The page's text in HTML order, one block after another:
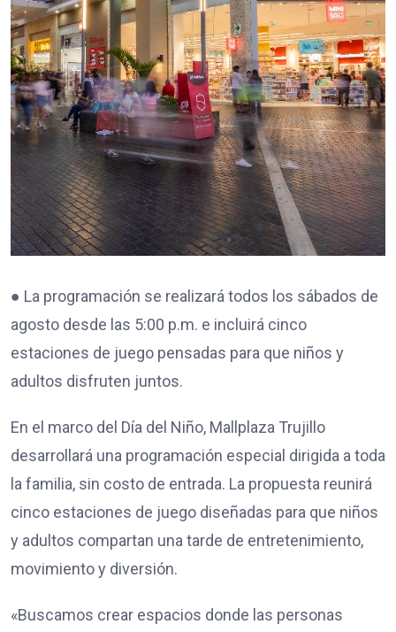
● La programación se realizará todos los sábados de
agosto desde las 5:00 p.m. e incluirá cinco
estaciones de juego pensadas para que niños y
adultos disfruten juntos.
En el marco del Día del Niño, Mallplaza Trujillo
desarrollará una programación especial dirigida a toda
la familia, sin costo de entrada. La propuesta reunirá
cinco estaciones de juego diseñadas para que niños
y adultos compartan una tarde de entretenimiento,
movimiento y diversión.
«Buscamos crear espacios donde las personas